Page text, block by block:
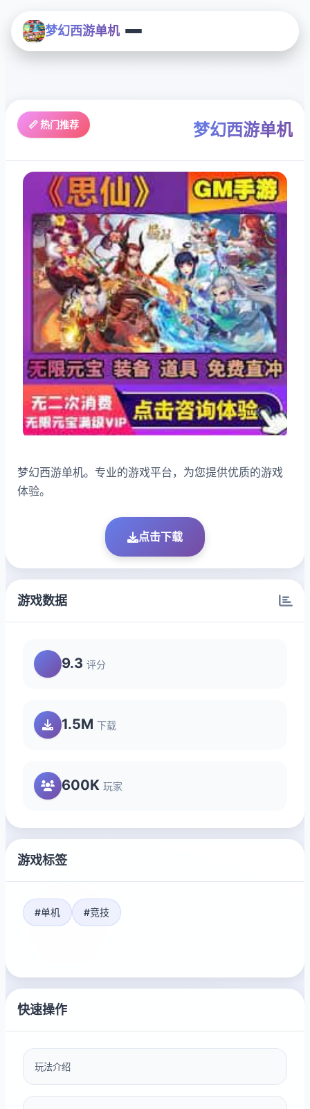
梦幻西游单机
📏 热门推荐 梦幻西游单机
梦幻西游单机。专业的游戏平台，为您提供优质的游戏
体验。
点击下载
游戏数据
9.3 评分
1.5M 下载
600K 玩家
游戏标签
#单机 #竞技
快速操作
玩法介绍